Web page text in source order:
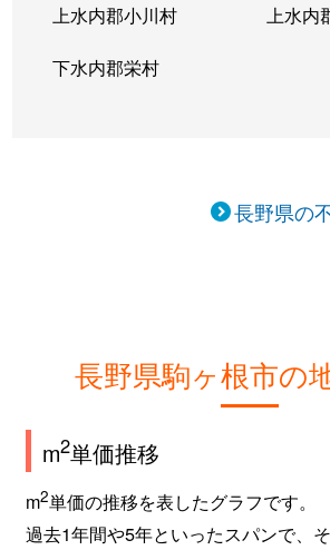
上水内郡小川村 上水内
下水内郡栄村
長野県の
長野県駒ヶ根市の
m2単価推移
m2単価の推移を表したグラフです。
過去1年間や5年といったスパンで、